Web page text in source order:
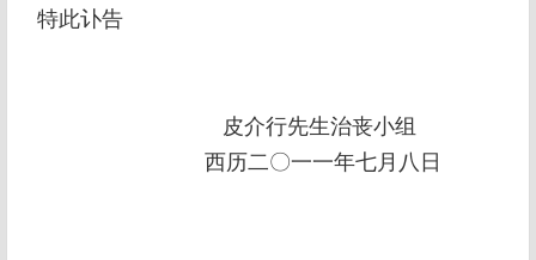
特此讣告
皮介行先生治丧小组
西历二〇一一年七月八日